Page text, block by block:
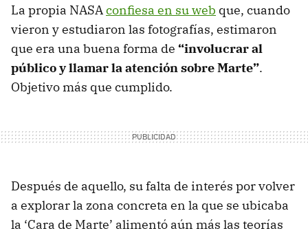
La propia NASA confiesa en su web que, cuando
vieron y estudiaron las fotografías, estimaron
que era una buena forma de “involucrar al
público y llamar la atención sobre Marte”.
Objetivo más que cumplido.
Después de aquello, su falta de interés por volver
a explorar la zona concreta en la que se ubicaba
la ‘Cara de Marte’ alimentó aún más las teorías